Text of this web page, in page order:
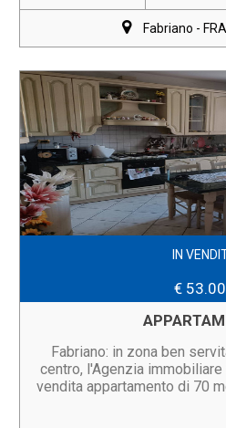
Fabriano -
IN
€
Fabriano: in zona ben
centro, l'Agenzia
vendita appartamento di 70